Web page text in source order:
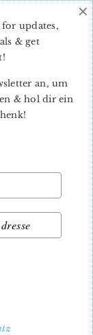
– THE
updates,
& get
!
an, um
& hol dir ein
×